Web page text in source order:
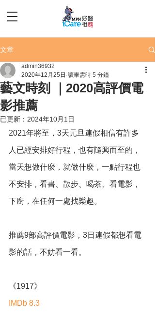
文章
藝文時刻 ｜2020高評價電
影推薦
admin36932
2020年12月25日 讀畢需時 5 分鐘
已更新： 2024年10月1日
2021年將至，3天元旦連假相信有許多
人已經安排好行程，也有隨興而至的，
當天想做什麼，就做什麼，一點行程也
不安排，看書、散步、喝茶、看電影，
下廚，在任何一處找樂趣。
推薦9部高評價電影，3日連假都想看電
影的話，不妨看一看。
《1917》
IMDb 8.3